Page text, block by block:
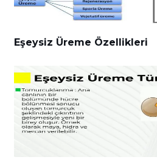
Eşeysiz Üreme Özellikleri